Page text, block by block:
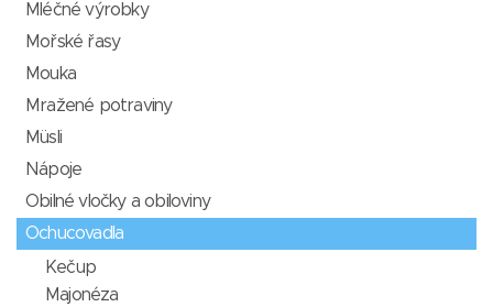
Mléčné výrobky
Mořské řasy
Mouka
Mražené potraviny
Müsli
Nápoje
Obilné vločky a obiloviny
Ochucovadla
Kečup
Majonéza